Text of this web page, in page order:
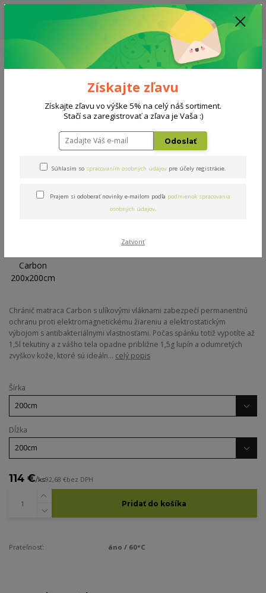
ZĽAVA: VŠETKY VYSTAVENÉ POSTELE ZA 400€ - CENA MATRACU A ROŠTU
PODĽA VÝBERU / DODACIA LEHOTA JE AKTUÁLNE 10-15 PRACOVNÝCH
Menu
0908 777 700 Po-So: 10-18 hod.
0
Doplnky Chránič Carbon 200x200cm
Chránič Carbon 200x200cm
Chránič matraca Carbon s ulíkovými vláknami zabezpečí permanentnú
ochranu proti elektromagnetickému žiareniu a elektrostatickým
výbojom s antibakteriálnymi vlastnosťami. Počas spánku totiž vypotíte až
1,5l tekutiny a z vášho tela opadne približne 1,5g lupín a odumretých
zvyškov kože, ktoré sú ideáln... celý popis
Šírka
Dĺžka
114 €/ks92,68 €bez DPH
Pridať do košíka
Prateľnosť: áno / 60°C
Získajte zľavu
Získajte zľavu vo výške 5% na celý náš sortiment.
Stačí sa zaregistrovať a zľava je Vaša :)
Odoslať
Súhlasím so spracovaním osobných údajov pre účely registrácie.
Prajem si odoberať novinky e-mailom podľa podmienok spracovania
osobných údajov.
Zatvoriť